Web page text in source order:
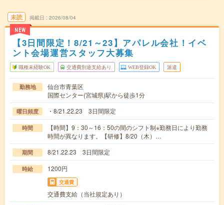
未読
NEW
掲載日 2026/08/04
【3日間限定！8/21～23】アパレル会社！イベ
ント会場運営スタッフ大募集
職種未経験OK 交通費別途支給あり WEB登録OK 派遣
勤務地
仙台市青葉区
国際センター(宮城県)駅から徒歩1分
曜日頻度 ・8/21.22.23 3日間限定
時間
【時間】9：30～16：50の間のシフト制※勤務日により勤務
時間が異なります。【研修】8/20（木）…
期間 8/21.22.23 3日間限定
時給 1200円
交通費
交通費支給（当社規定あり）